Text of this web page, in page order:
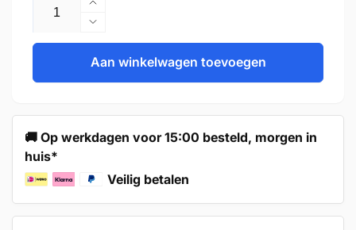
Aantal
verhogen
voor
Handgreep
Austin
Aantal
verlagen
voor
Handgreep
Aluminium
Zwart
–
Aan winkelwagen toevoegen
🚚 Op werkdagen voor 15:00 besteld, morgen in
huis*
Veilig betalen